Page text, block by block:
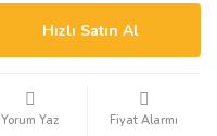
Hızlı Satın Al
Yorum Yaz Fiyat Alarmı